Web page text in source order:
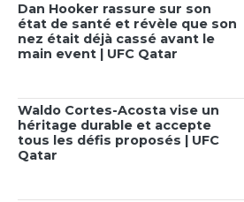
Dan Hooker rassure sur son
état de santé et révèle que son
nez était déjà cassé avant le
main event | UFC Qatar
Waldo Cortes-Acosta vise un
héritage durable et accepte
tous les défis proposés | UFC
Qatar